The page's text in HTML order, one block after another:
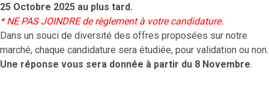
25 Octobre 2025 au plus tard.
* NE PAS JOINDRE de règlement à votre candidature.
Dans un souci de diversité des offres proposées sur notre
marché, chaque candidature sera étudiée, pour validation ou non.
Une réponse vous sera donnée à partir du 8 Novembre.